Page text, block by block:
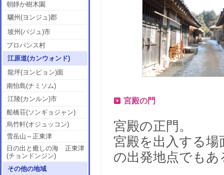
朝靜か樹木園
驪州(ヨンジュ)郡
坡州(パジュ)市
プロバンス村
江原道(カンウォンド)
龍坪(ヨンピョン)面
南怡島(ナミソム)
江陵(カンルン)市
船橋荘(ソンギョジャン)
烏竹軒(オジュッコン)
雪岳山～正東津
日の出と癒しの海 正東津
(チョンドンジン)
その他の地域
宮殿の門
宮殿の正門。
宮殿を出入する
の出発地点でもあ